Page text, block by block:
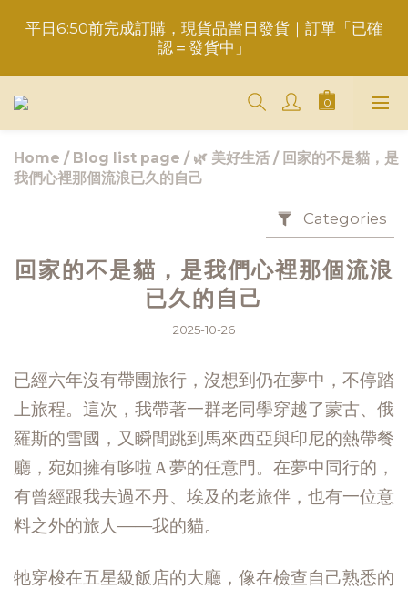
重要事項請點此聯繫，勿於訂單備註，以免錯失服務
平日6:50前完成訂購，現貨品當日發貨｜訂單「已確
認＝發貨中」
＋LINE好友折價100元✅歡迎LINE：＠aimershine
上班時間內專人回覆(WhatsAPP已停用，請LINE,
FB聯繫愛美香)
重要事項請點此聯繫，勿於訂單備註，以免錯失服務
Home / Blog list page / 🌿 美好生活 / 回家的不是貓，是
我們心裡那個流浪已久的自己
Categories
回家的不是貓，是我們心裡那個流浪
已久的自己
2025-10-26
已經六年沒有帶團旅行，沒想到仍在夢中，不停踏
上旅程。這次，我帶著一群老同學穿越了蒙古、俄
羅斯的雪國，又瞬間跳到馬來西亞與印尼的熱帶餐
廳，宛如擁有哆啦Ａ夢的任意門。在夢中同行的，
有曾經跟我去過不丹、埃及的老旅伴，也有一位意
料之外的旅人——我的貓。
牠穿梭在五星級飯店的大廳，像在檢查自己熟悉的